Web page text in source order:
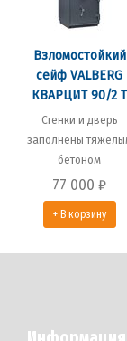
Взломостойкий
сейф VALBERG
КВАРЦИТ 90/2 T
Стенки и дверь
заполнены
бетоном
77 000 ₽
+ В корзину